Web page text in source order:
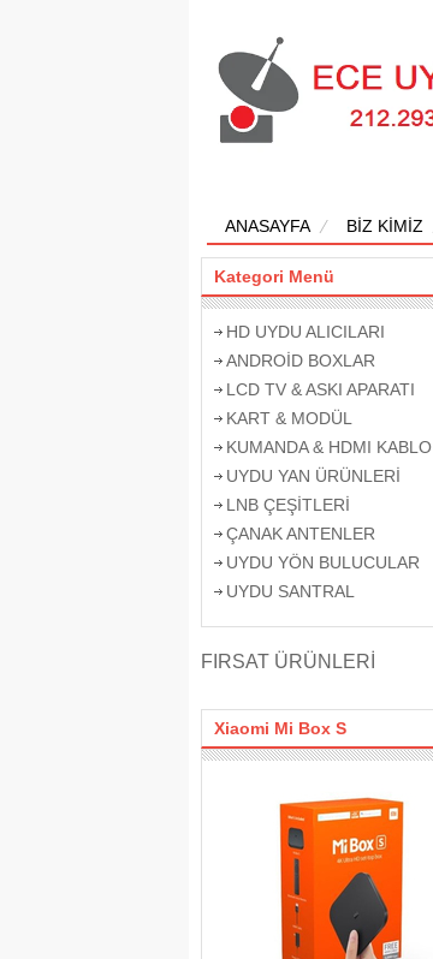
ANASAYFA BİZ KİMİZ
Kategori Menü
HD UYDU ALICILARI
ANDROİD BOXLAR
LCD TV & ASKI APARATI
KART & MODÜL
KUMANDA & HDMI KABLO
UYDU YAN ÜRÜNLERİ
LNB ÇEŞİTLERİ
ÇANAK ANTENLER
UYDU YÖN BULUCULAR
UYDU SANTRAL
FIRSAT ÜRÜNLERİ
Xiaomi Mi Box S